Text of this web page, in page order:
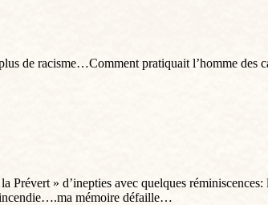
de racisme…Comment pratiquait l’homme des
Prévert » d’inepties avec quelques
mémoire défaille…